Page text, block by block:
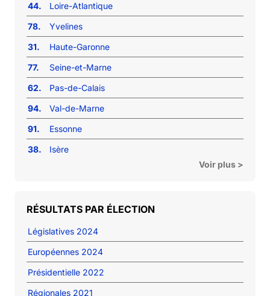
44.
Loire-Atlantique
78.
Yvelines
31.
Haute-Garonne
77.
Seine-et-Marne
62.
Pas-de-Calais
94.
Val-de-Marne
91.
Essonne
38.
Isère
Voir plus >
RÉSULTATS PAR ÉLECTION
Législatives 2024
Européennes 2024
Présidentielle 2022
Régionales 2021